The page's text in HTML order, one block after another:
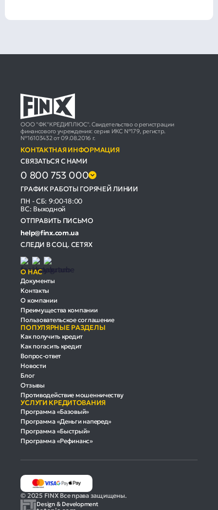
ООО "ФК"КРЕДИПЛЮС". Свидетельство о регистрации
финансового учреждения: серия ИКС №179, регистр.
№16103432 от 09.08.2016 г.
КОНТАКТНАЯ ИНФОРМАЦИЯ
СВЯЗАТЬСЯ С НАМИ
0 800 753 000
ГРАФИК РАБОТЫ ГОРЯЧЕЙ ЛИНИИ
ПН - СБ: 9:00-18:00
ВС: Выходной
ОТПРАВИТЬ ПИСЬМО
help@finx.com.ua
СЛЕДИ В СОЦ. СЕТЯХ
О НАС
Документы
Контакты
О компании
Преимущества компании
Пользовательское соглашение
ПОПУЛЯРНЫЕ РАЗДЕЛЫ
Как получить кредит
Как погасить кредит
Вопрос-ответ
Новости
Блог
Отзывы
Противодействие мошенничеству
УСЛУГИ КРЕДИТОВАНИЯ
Программа «Базовый»
Программа «Деньги наперед»
Программа «Быстрый»
Программа «Рефинанс»
Design & Development
© 2025 FINX Все права защищены.